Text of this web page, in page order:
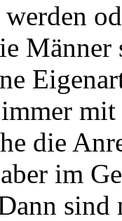
Männer
die
im
sind